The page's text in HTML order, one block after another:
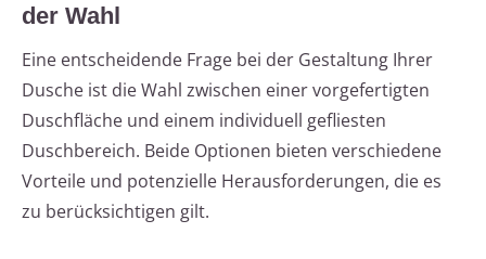
der Wahl
Eine entscheidende Frage bei der Gestaltung Ihrer
Dusche ist die Wahl zwischen einer vorgefertigten
Duschfläche und einem individuell gefliesten
Duschbereich. Beide Optionen bieten verschiedene
Vorteile und potenzielle Herausforderungen, die es
zu berücksichtigen gilt.